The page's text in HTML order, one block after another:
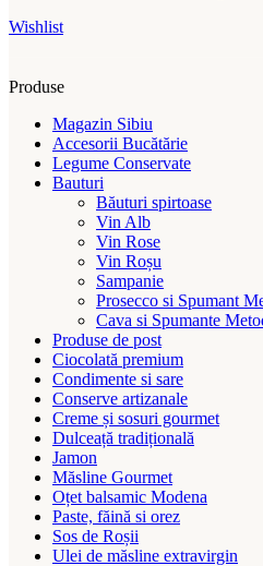
Wishlist
Produse
Magazin Sibiu
Accesorii Bucătărie
Legume Conservate
Bauturi
Băuturi spirtoase
Vin Alb
Vin Rose
Vin Roșu
Sampanie
Prosecco si Spumant
Cava si Spumante
Produse de post
Ciocolată premium
Condimente si sare
Conserve artizanale
Creme și sosuri gourmet
Dulceață tradițională
Jamon
Măsline Gourmet
Oțet balsamic Modena
Paste, făină si orez
Sos de Roșii
Ulei de măsline extravirgin